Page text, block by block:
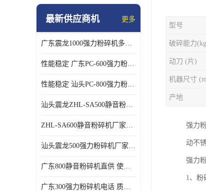
强力粉碎机
最新供应商机 更多
广东震龙1000强力粉碎机多少钱一台 使用方便
性能稳定 广东PC-600强力粉碎机电话
性能稳定 汕头PC-800强力粉碎机厂家批发
汕头震龙ZHL-SA500静音粉碎机多少钱一台
ZHL-SA600静音粉碎机厂家电话 质量可靠
汕头震龙500强力粉碎机厂家批发 噪音低
广东800静音粉碎机直供 使用寿命长
广东300强力粉碎机电话 质量可靠
型号
破碎能力
动刀 (片)
机器尺寸
产地
强力
动不
强力
1、粉